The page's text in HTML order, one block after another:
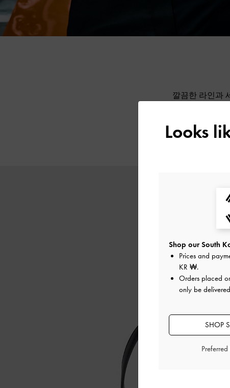
깔끔한 라인과
가오는 따뜻한
사이즈의 캐
Looks
Shop our South
Prices and
KR ₩.
Orders placed
only be
SHOP